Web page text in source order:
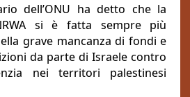
dell’ONU ha detto che la
si è fatta sempre più
grave mancanza di fondi e
da parte di Israele contro
nei territori palestinesi